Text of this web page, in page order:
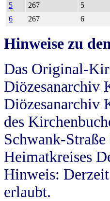
5
267 5
6
267 6
Hinweise zu
Das Original-
Diözesanarchiv
Diözesanarchiv
des
Schwank-
Heimatkreises
Hinweis:
erlaubt.